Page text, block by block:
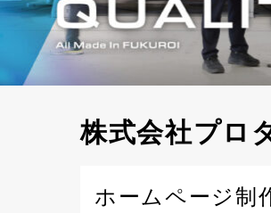
株式会社プロ
ホームページ制